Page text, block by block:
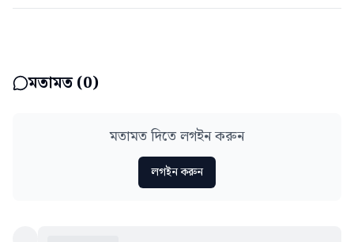
মতামত (0)
মতামত দিতে লগইন করুন
লগইন করুন